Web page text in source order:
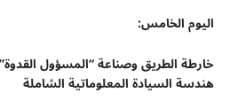
اليوم الخامس:
خارطة الطريق وصناعة “المسؤول
هندسة السيادة المعلوماتية الشاملة